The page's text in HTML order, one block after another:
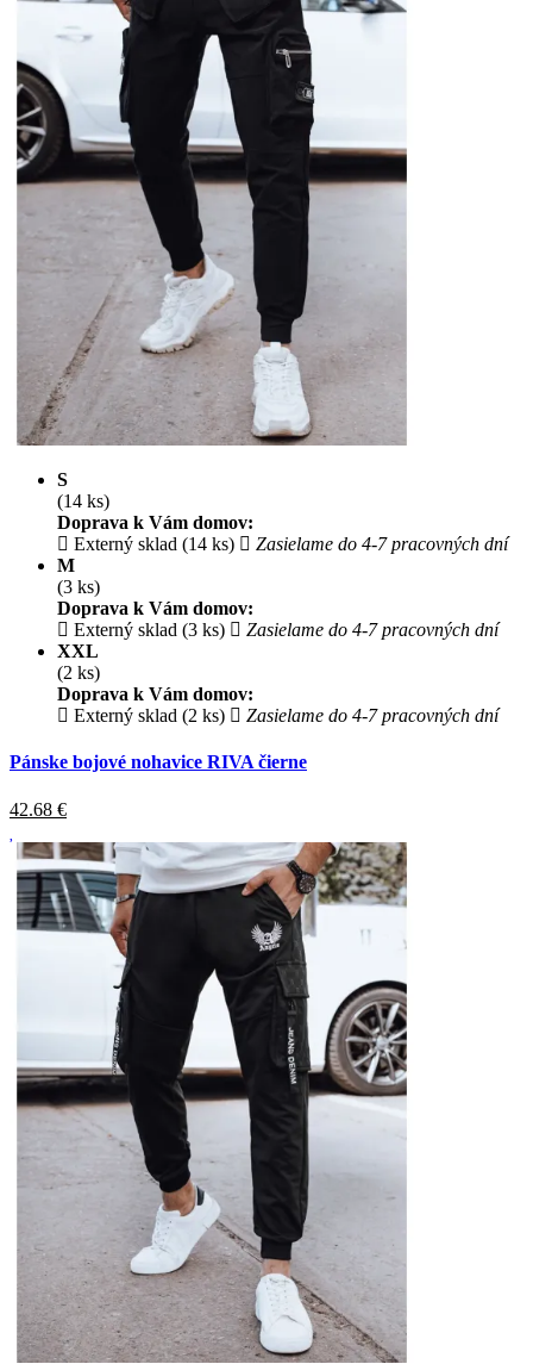
S
(14 ks)
Doprava k Vám domov:
Externý sklad (14 ks)
Zasielame do 4-7 pracovných dní
M
(3 ks)
Doprava k Vám domov:
Externý sklad (3 ks)
Zasielame do 4-7 pracovných dní
XXL
(2 ks)
Doprava k Vám domov:
Externý sklad (2 ks)
Zasielame do 4-7 pracovných dní
Pánske bojové nohavice RIVA čierne
42.68 €